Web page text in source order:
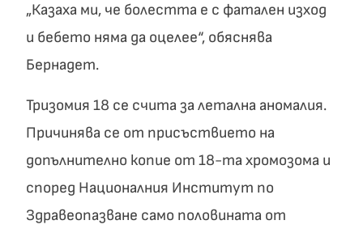
„Казаха ми, че болестта е с фатален изход
и бебето няма да оцелее“, обяснява
Бернадет.
Тризомия 18 се счита за летална аномалия.
Причинява се от присъствието на
допълнително копие от 18-та хромозома и
според Националния Институт по
Здравеопазване само половината от